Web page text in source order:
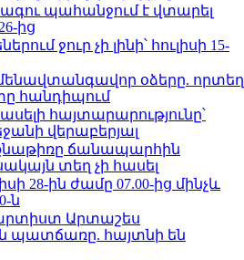
պահանջում է վտարել
ից
ջուր չի լինի՝ հուլիսի 15-
օձերը. որտեղ
հանդիպում
հայտարարությունը՝
վերաբերյալ
ճանապարհին
տեղ չի հասել
28-ին ժամը 07.00-ից մինչև
ն
Արտաշես
պատճառը. հայտնի են